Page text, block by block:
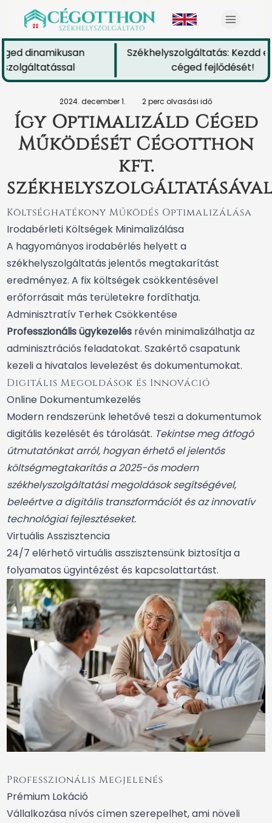
dinamikusan
Székhelyszolgáltatás: Kezdd el
céged fejlődését!
2024. december 1. 2 perc olvasási idő
Így Optimalizáld Céged
Működését Cégotthon
kft.
Költséghatékony Működés Optimalizálása
Irodabérleti Költségek Minimalizálása
A hagyományos irodabérlés helyett a
székhelyszolgáltatás jelentős megtakarítást
eredményez. A fix költségek csökkentésével
erőforrásait más területekre fordíthatja.
Adminisztratív Terhek Csökkentése
Professzionális ügykezelés révén minimalizálhatja az
adminisztrációs feladatokat. Szakértő csapatunk
kezeli a hivatalos levelezést és dokumentumokat.
Digitális Megoldások és Innováció
Online Dokumentumkezelés
Modern rendszerünk lehetővé teszi a dokumentumok
digitális kezelését és tárolását. Tekintse meg átfogó
útmutatónkat arról, hogyan érhető el jelentős
költségmegtakarítás a2025-ös modern
székhelyszolgáltatási megoldásoksegítségével,
beleértve a digitális transzformációt és az innovatív
technológiai fejlesztéseket.
Virtuális Asszisztencia
24/7 elérhető virtuális asszisztensünk biztosítja a
folyamatos ügyintézést és kapcsolattartást.
Professzionális Megjelenés
Prémium Lokáció
Vállalkozása nívós címen szerepelhet, ami növeli